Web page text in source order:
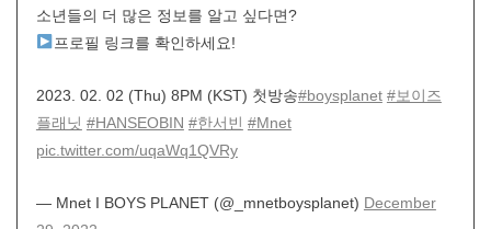
소년들의 더 많은 정보를 알고 싶다면?
프로필 링크를 확인하세요!
2023. 02. 02 (Thu) 8PM (KST) 첫방송#boysplanet #보이즈
플래닛 #HANSEOBIN #한서빈 #Mnet
pic.twitter.com/uqaWq1QVRy
— Mnet I BOYS PLANET (@_mnetboysplanet) December